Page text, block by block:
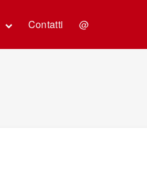
Contatti @